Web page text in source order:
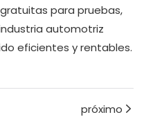
para pruebas,
automotriz
eficientes y rentables.
próximo